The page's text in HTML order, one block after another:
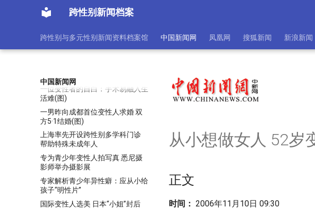
跨性别新闻档案
跨性别与多元性别新闻资料档案馆 中国新闻网 凤凰网 搜狐新闻 新浪新闻
中国新闻网
《红高粱》演员"灵儿"被曝是变性
《红高粱》演员解惠清否认是“变
性人”（图）
一位变性者的自白：手术易融入生
活难(图)
一男昨向成都首位变性人求婚 双
方5·1结婚(图)
上海率先开设跨性别多学科门诊
帮助特殊未成年人
专为青少年变性人拍写真 悉尼摄
影师举办摄影展
专家解析青少年异性癖：应从小给
孩子“明性片”
国际变性人选美 日本“小姐”封后
从小想做女人 52岁
正文
时间： 2006年11月10日 09:30